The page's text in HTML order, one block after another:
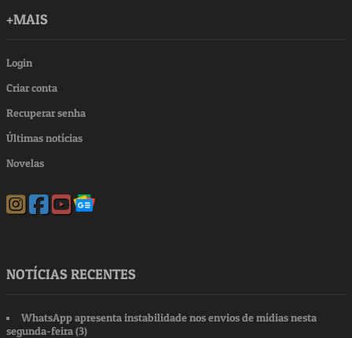
+MAIS
Login
Criar conta
Recuperar senha
Últimas notícias
Novelas
NOTÍCIAS RECENTES
WhatsApp apresenta instabilidade nos envios de mídias nesta
segunda-feira (3)